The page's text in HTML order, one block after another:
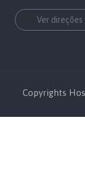
Ver direções
Copyrights